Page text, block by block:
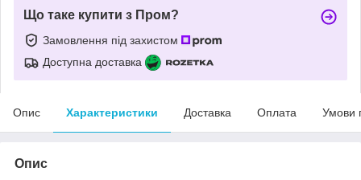
Що таке купити з Пром?
Замовлення під захистом
Доступна доставка
Опис Характеристики Доставка Оплата Умови
Опис